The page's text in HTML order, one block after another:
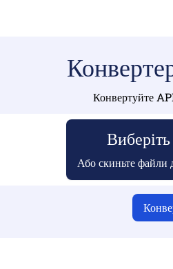
Конвертуйте
Або скиньте файли